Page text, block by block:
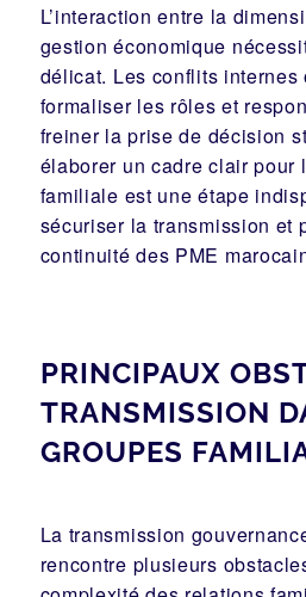
L’interaction entre la
gestion économique
délicat. Les conflits
formaliser les rôles et
freiner la prise de décision
élaborer un cadre clair pour
familiale est une étape
sécuriser la transmission et
continuité des PME
PRINCIPAUX
TRANSMISSION
GROUPES
La transmission
rencontre plusieurs